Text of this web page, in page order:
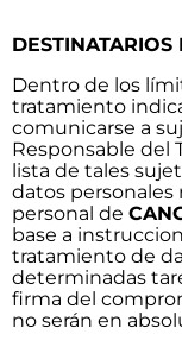
Dentro de los
tratamiento
comunicarse a
Responsable del
lista de tales
datos personales
personal de
base a
tratamiento de
determinadas
firma del
no serán en